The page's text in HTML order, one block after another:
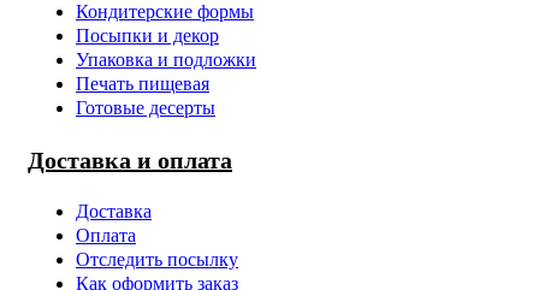
Кондитерские формы
Посыпки и декор
Упаковка и подложки
Печать пищевая
Готовые десерты
Доставка и оплата
Доставка
Оплата
Отследить посылку
Как оформить заказ